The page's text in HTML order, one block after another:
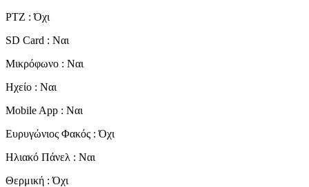
PTZ : Όχι
SD Card : Ναι
Μικρόφωνο : Ναι
Ηχείο : Ναι
Mobile App : Ναι
Ευρυγώνιος Φακός : Όχι
Ηλιακό Πάνελ : Ναι
Θερμική : Όχι